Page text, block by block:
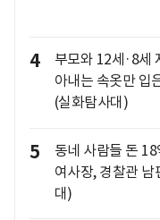
4
부모와 12세·8세
아내는 속옷만 입
(실화탐사대)
5
동네 사람들 돈
여사장, 경찰관 남
대)